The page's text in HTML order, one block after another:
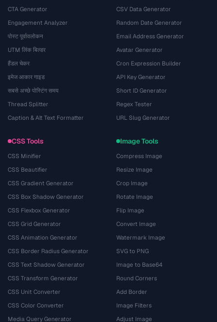
CTA Generator
Engagement Analyzer
पोस्ट पूर्वावलोकन
UTM लिंक बिल्डर
हैंडल चेकर
इमेज आकार गाइड
सबसे अच्छे पोस्टिंग समय
Thread Splitter
Caption & Alt Text Formatter
CSV Data Generator
Random Date Generator
Email Address Generator
Avatar Generator
Cron Expression Builder
API Key Generator
Short ID Generator
Regex Tester
URL Slug Generator
CSS Tools
CSS Minifier
CSS Beautifier
CSS Gradient Generator
CSS Box Shadow Generator
CSS Flexbox Generator
CSS Grid Generator
CSS Animation Generator
CSS Border Radius Generator
CSS Text Shadow Generator
CSS Transform Generator
CSS Unit Converter
CSS Color Converter
Media Query Generator
Image Tools
Compress Image
Resize Image
Crop Image
Rotate Image
Flip Image
Convert Image
Watermark Image
SVG to PNG
Image to Base64
Round Corners
Add Border
Image Filters
Adjust Image